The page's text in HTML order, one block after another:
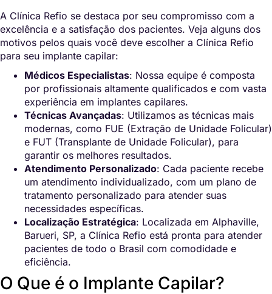
A Clínica Refio se destaca por seu compromisso com a
excelência e a satisfação dos pacientes. Veja alguns dos
motivos pelos quais você deve escolher a Clínica Refio
para seu implante capilar:
Médicos Especialistas: Nossa equipe é composta
por profissionais altamente qualificados e com vasta
experiência em implantes capilares.
Técnicas Avançadas: Utilizamos as técnicas mais
modernas, como FUE (Extração de Unidade Folicular)
e FUT (Transplante de Unidade Folicular), para
garantir os melhores resultados.
Atendimento Personalizado: Cada paciente recebe
um atendimento individualizado, com um plano de
tratamento personalizado para atender suas
necessidades específicas.
Localização Estratégica: Localizada em Alphaville,
Barueri, SP, a Clínica Refio está pronta para atender
pacientes de todo o Brasil com comodidade e
eficiência.
O Que é o Implante Capilar?